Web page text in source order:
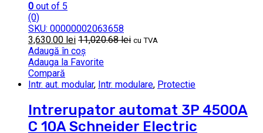
0 out of 5
(0)
SKU: 00000002063658
3,630.00 lei 11,020.68lei cu TVA
Adaugă în coș
Adauga la Favorite
Compară
Intr. aut. modular, Intr. modulare, Protectie
Intrerupator automat 3P 4500A
C 10A Schneider Electric